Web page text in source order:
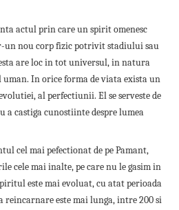
actul prin care un spirit omenesc
un nou corp fizic potrivit stadiului sau
are loc in tot universul, in natura
In orice forma de viata exista un
al perfectiunii. El se serveste de
a castiga cunostiinte despre lumea
cel mai pefectionat de pe Pamant,
cele mai inalte, pe care nu le gasim in
este mai evoluat, cu atat perioada
reincarnare este mai lunga, intre 200 si